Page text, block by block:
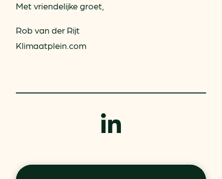
Met vriendelijke groet,
Rob van der Rijt
Klimaatplein.com